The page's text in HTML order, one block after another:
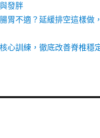
發胖
胃不適？延緩排空這樣做
心訓練，徹底改善脊椎穩